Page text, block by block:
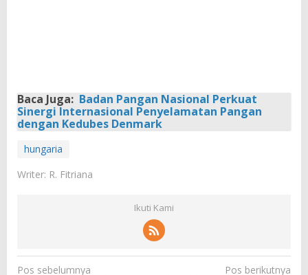
Baca Juga: Badan Pangan Nasional Perkuat
Sinergi Internasional Penyelamatan Pangan
dengan Kedubes Denmark
hungaria
Writer: R. Fitriana
Ikuti Kami
N
Pos sebelumnya
Pos berikutnya